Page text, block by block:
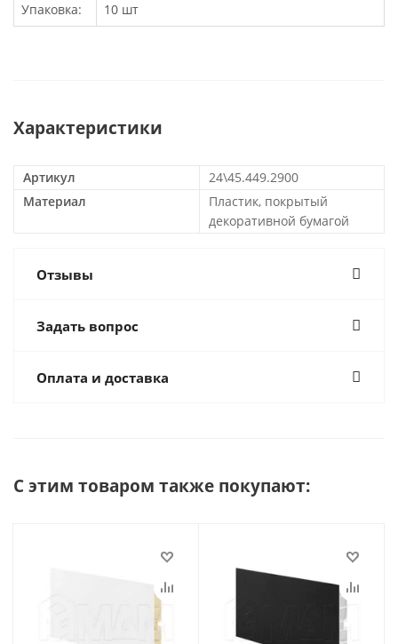
Упаковка:
10 шт
Характеристики
Артикул
24\45.449.2900
Материал
Пластик, покрытый
декоративной бумагой
Отзывы
Задать вопрос
Оплата и доставка
С этим товаром также покупают: